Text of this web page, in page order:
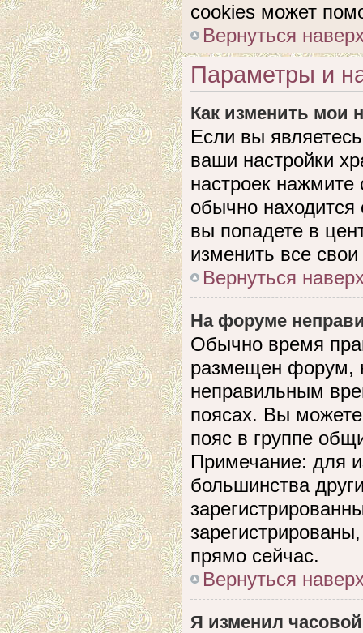
cookies может
Вернуться
Параметры и
Как изменить мои
Если вы
ваши настройки
настроек нажмите
обычно
вы попадете в
изменить все свои
Вернуться
На форуме
Обычно время
размещен форум,
неправильным
поясах. Вы
пояс в группе
Примечание: для
большинства
прямо сейчас.
Вернуться
Я изменил